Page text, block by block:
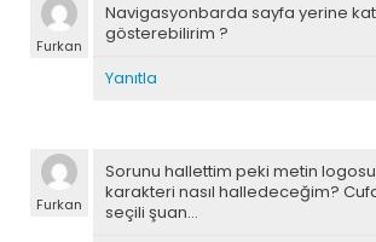
Furkan
Navigasyonbarda sayfa yerine
gösterebilirim ?
Yanıtla
Furkan
Sorunu hallettim peki metin
karakteri nasıl halledeceğim?
seçili şuan…